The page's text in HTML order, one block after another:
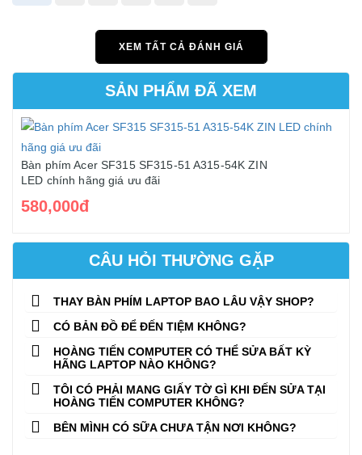
XEM TẤT CẢ ĐÁNH GIÁ
SẢN PHẨM ĐÃ XEM
Bàn phím Acer SF315 SF315-51 A315-54K ZIN
LED chính hãng giá ưu đãi
580,000đ
CÂU HỎI THƯỜNG GẶP
THAY BÀN PHÍM LAPTOP BAO LÂU VẬY SHOP?
CÓ BẢN ĐỒ ĐỂ ĐẾN TIỆM KHÔNG?
HOÀNG TIẾN COMPUTER CÓ THỂ SỬA BẤT KỲ
HÃNG LAPTOP NÀO KHÔNG?
TÔI CÓ PHẢI MANG GIẤY TỜ GÌ KHI ĐẾN SỬA TẠI
HOÀNG TIẾN COMPUTER KHÔNG?
BÊN MÌNH CÓ SỮA CHƯA TẬN NƠI KHÔNG?